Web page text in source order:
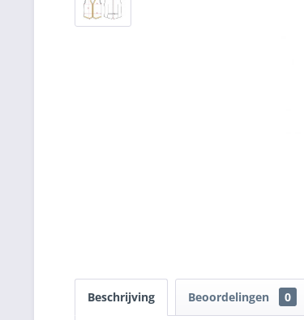
Beschrijving Beoordelingen 0